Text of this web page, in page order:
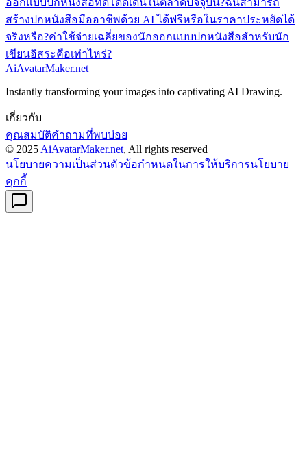
ออกแบบปกหนังสือที่ดีโดดเด่นในตลาดปัจจุบัน?ฉันสามารถ
สร้างปกหนังสือมืออาชีพด้วย AI ได้ฟรีหรือในราคาประหยัดได้
จริงหรือ?ค่าใช้จ่ายเฉลี่ยของนักออกแบบปกหนังสือสำหรับนัก
เขียนอิสระคือเท่าไหร่?
AiAvatarMaker.net
Instantly transforming your images into captivating AI Drawing.
เกี่ยวกับ
คุณสมบัติคำถามที่พบบ่อย
© 2025 AiAvatarMaker.net, All rights reserved
นโยบายความเป็นส่วนตัวข้อกำหนดในการให้บริการนโยบาย
คุกกี้